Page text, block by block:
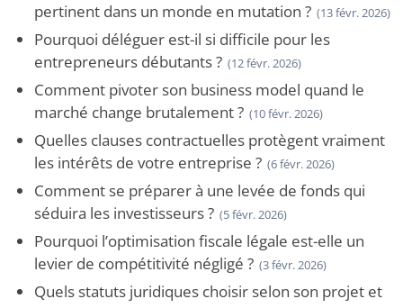
pertinent dans un monde en mutation ? (13 févr. 2026)
Pourquoi déléguer est-il si difficile pour les
entrepreneurs débutants ? (12 févr. 2026)
Comment pivoter son business model quand le
marché change brutalement ? (10 févr. 2026)
Quelles clauses contractuelles protègent vraiment
les intérêts de votre entreprise ? (6 févr. 2026)
Comment se préparer à une levée de fonds qui
séduira les investisseurs ? (5 févr. 2026)
Pourquoi l’optimisation fiscale légale est-elle un
levier de compétitivité négligé ? (3 févr. 2026)
Quels statuts juridiques choisir selon son projet et